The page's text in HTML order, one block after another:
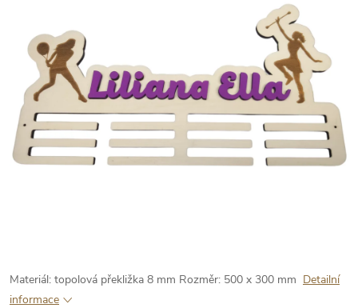
Materiál: topolová překližka 8 mm Rozměr: 500 x 300 mm Detailní
informace